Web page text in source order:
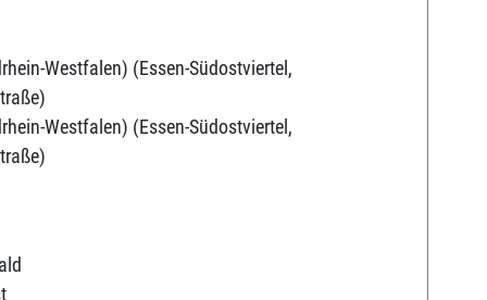
Westfalen) (Essen-Südostviertel,
Westfalen) (Essen-Südostviertel,